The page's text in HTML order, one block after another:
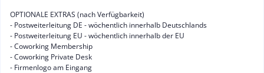
OPTIONALE EXTRAS (nach Verfügbarkeit)
- Postweiterleitung DE - wöchentlich innerhalb Deutschlands
- Postweiterleitung EU - wöchentlich innerhalb der EU
- Coworking Membership
- Coworking Private Desk
- Firmenlogo am Eingang